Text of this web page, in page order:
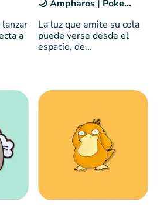
a
🌙 Ampharos | Pokemón
La luz que emite su cola
puede verse desde el
espacio, de...